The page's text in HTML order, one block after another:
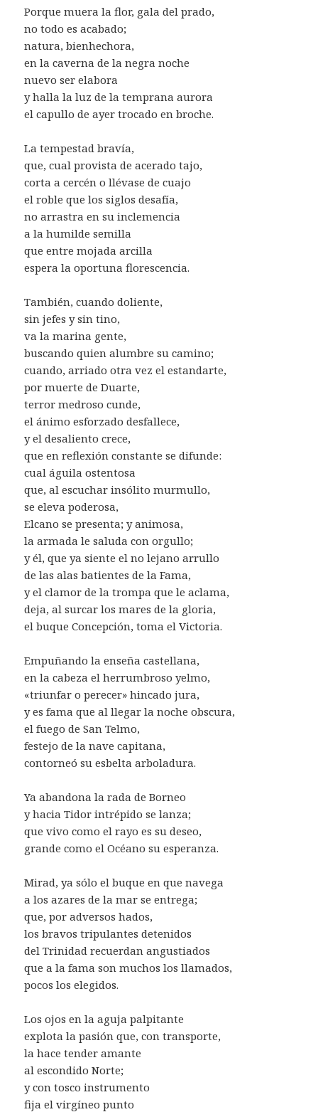
Porque muera la flor, gala del prado,
no todo es acabado;
natura, bienhechora,
en la caverna de la negra noche
nuevo ser elabora
y halla la luz de la temprana aurora
el capullo de ayer trocado en broche.
La tempestad bravía,
que, cual provista de acerado tajo,
corta a cercén o llévase de cuajo
el roble que los siglos desafía,
no arrastra en su inclemencia
a la humilde semilla
que entre mojada arcilla
espera la oportuna florescencia.
También, cuando doliente,
sin jefes y sin tino,
va la marina gente,
buscando quien alumbre su camino;
cuando, arriado otra vez el estandarte,
por muerte de Duarte,
terror medroso cunde,
el ánimo esforzado desfallece,
y el desaliento crece,
que en reflexión constante se difunde:
cual águila ostentosa
que, al escuchar insólito murmullo,
se eleva poderosa,
Elcano se presenta; y animosa,
la armada le saluda con orgullo;
y él, que ya siente el no lejano arrullo
de las alas batientes de la Fama,
y el clamor de la trompa que le aclama,
deja, al surcar los mares de la gloria,
el buque Concepción, toma el Victoria.
Empuñando la enseña castellana,
en la cabeza el herrumbroso yelmo,
«triunfar o perecer» hincado jura,
y es fama que al llegar la noche obscura,
el fuego de San Telmo,
festejo de la nave capitana,
contorneó su esbelta arboladura.
Ya abandona la rada de Borneo
y hacia Tidor intrépido se lanza;
que vivo como el rayo es su deseo,
grande como el Océano su esperanza.
Mirad, ya sólo el buque en que navega
a los azares de la mar se entrega;
que, por adversos hados,
los bravos tripulantes detenidos
del Trinidad recuerdan angustiados
que a la fama son muchos los llamados,
pocos los elegidos.
Los ojos en la aguja palpitante
explota la pasión que, con transporte,
la hace tender amante
al escondido Norte;
y con tosco instrumento
fija el virgíneo punto